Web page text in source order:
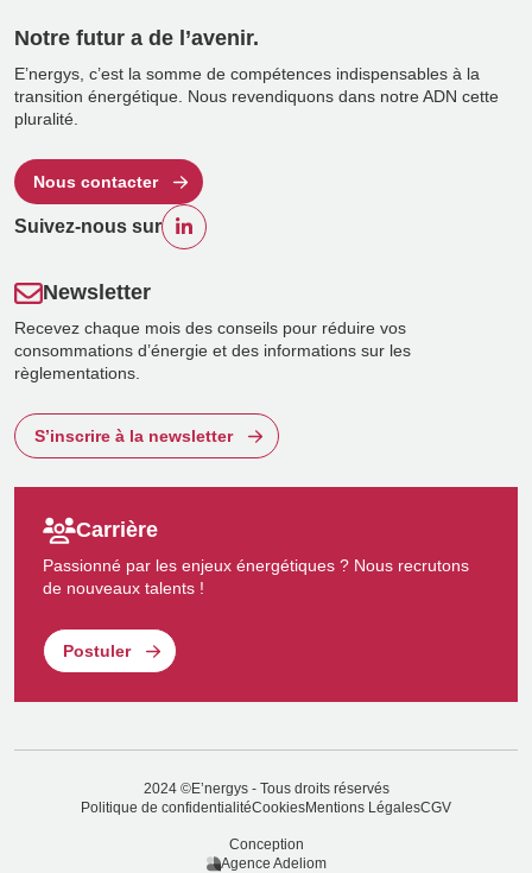
Notre futur a de l’avenir.
E’nergys, c’est la somme de compétences indispensables à la
transition énergétique. Nous revendiquons dans notre ADN cette
pluralité.
Nous contacter
Suivez-nous sur
Newsletter
Recevez chaque mois des conseils pour réduire vos
consommations d’énergie et des informations sur les
règlementations.
S’inscrire à la newsletter
Carrière
Passionné par les enjeux énergétiques ? Nous recrutons
de nouveaux talents !
Postuler
2024 ©E’nergys - Tous droits réservés
Politique de confidentialitéCookiesMentions LégalesCGV
Conception
Agence Adeliom